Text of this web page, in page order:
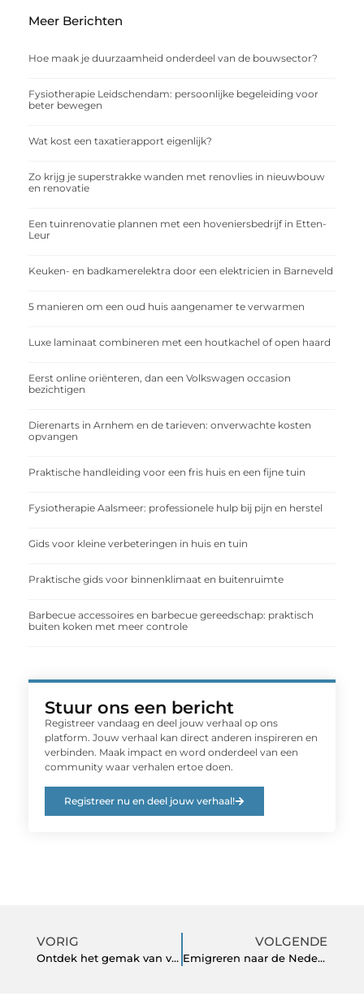
Meer Berichten
Hoe maak je duurzaamheid onderdeel van de bouwsector?
Fysiotherapie Leidschendam: persoonlijke begeleiding voor
beter bewegen
Wat kost een taxatierapport eigenlijk?
Zo krijg je superstrakke wanden met renovlies in nieuwbouw
en renovatie
Een tuinrenovatie plannen met een hoveniersbedrijf in Etten-
Leur
Keuken- en badkamerelektra door een elektricien in Barneveld
5 manieren om een oud huis aangenamer te verwarmen
Luxe laminaat combineren met een houtkachel of open haard
Eerst online oriënteren, dan een Volkswagen occasion
bezichtigen
Dierenarts in Arnhem en de tarieven: onverwachte kosten
opvangen
Praktische handleiding voor een fris huis en een fijne tuin
Fysiotherapie Aalsmeer: professionele hulp bij pijn en herstel
Gids voor kleine verbeteringen in huis en tuin
Praktische gids voor binnenklimaat en buitenruimte
Barbecue accessoires en barbecue gereedschap: praktisch
buiten koken met meer controle
Stuur ons een bericht
Registreer vandaag en deel jouw verhaal op ons
platform. Jouw verhaal kan direct anderen inspireren en
verbinden. Maak impact en word onderdeel van een
community waar verhalen ertoe doen.
Registreer nu en deel jouw verhaal!
VORIG
Ontdek het gemak van vegan pure chocolade bestellen
VOLGENDE
Emigreren naar de Nederlandse Antillen én de cultuur